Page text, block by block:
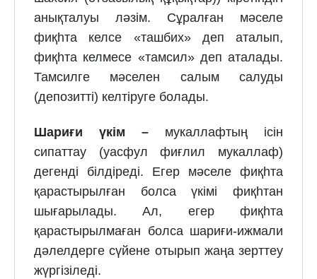
анықталуы ләзім. Сұралған мәселе
фиқһта келсе «ташбих» деп аталып,
фиқһта келмесе «тамсил» деп аталады.
Тамсилге мәселен салым салуды
(депозитті) келтіруге болады.
Шариғи үкім – мукаллафтың ісін
сипаттау (уасфул фиғлил мукаллаф)
дегенді білдіреді. Егер мәселе фиқһта
қарастырылған болса үкімі фиқһтан
шығарылады. Ал, егер фиқһта
қарастырылмаған болса шариғи-ижмали
дәлелдерге сүйене отырып жаңа зерттеу
жүргізіледі.